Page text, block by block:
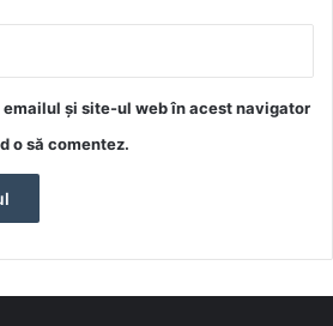
și site-ul web în acest navigator
o să comentez.